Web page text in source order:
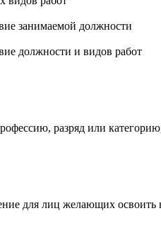
занимаемой должности
должности и видов работ
разряд или
для лиц желающих освоить